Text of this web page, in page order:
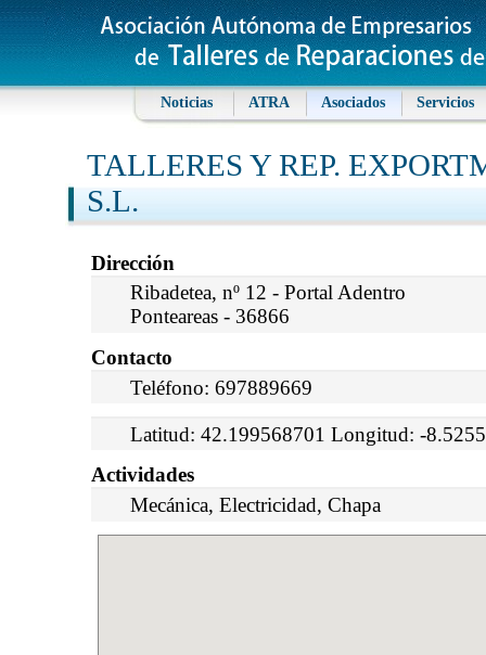
Noticias ATRA Asociados Servicios
TALLERES Y REP.
S.L.
Dirección
Ribadetea, nº 12 - Portal Adentro
Ponteareas - 36866
Contacto
Teléfono: 697889669
Latitud: 42.199568701 Longitud: -
Actividades
Mecánica, Electricidad, Chapa